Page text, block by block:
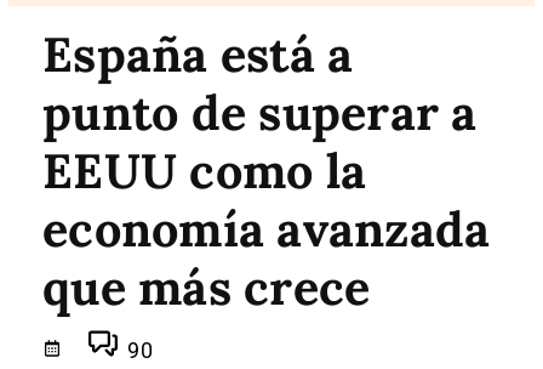
España está a
punto de superar a
EEUU como la
economía avanzada
que más crece
90